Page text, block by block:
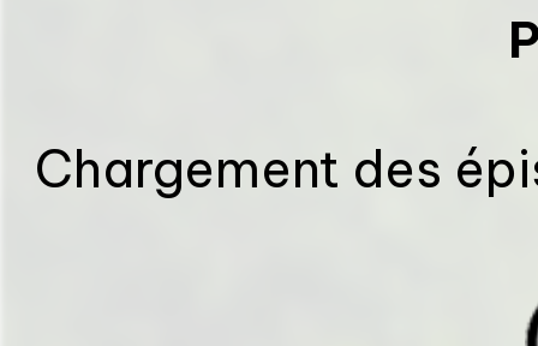
Chargement des